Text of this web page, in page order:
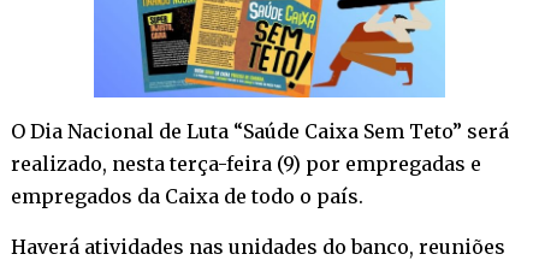
O Dia Nacional de Luta “Saúde Caixa Sem Teto” será
realizado, nesta terça-feira (9) por empregadas e
empregados da Caixa de todo o país.
Haverá atividades nas unidades do banco, reuniões